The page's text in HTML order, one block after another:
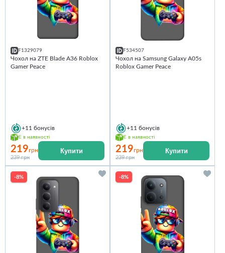
F1329079
Чохол на ZTE Blade A36 Roblox
Gamer Peace
+11 бонусів
Є в наявності
219грн
239 грн
Купити
F534507
Чохол на Samsung Galaxy A05s
Roblox Gamer Peace
+11 бонусів
Є в наявності
219грн
239 грн
Купити
-8% -8%